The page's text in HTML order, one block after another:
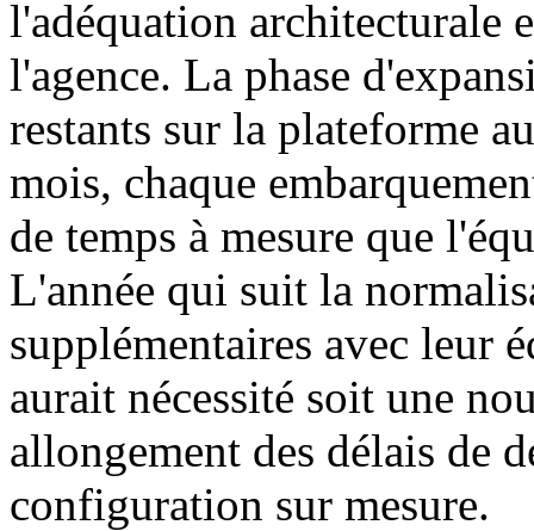
l'adéquation architecturale
l'agence. La phase
restants sur la plateforme
mois, chaque
de temps à mesure que
L'année qui suit la
supplémentaires avec leur
aurait nécessité soit une
allongement des délais de
configuration sur mesure.